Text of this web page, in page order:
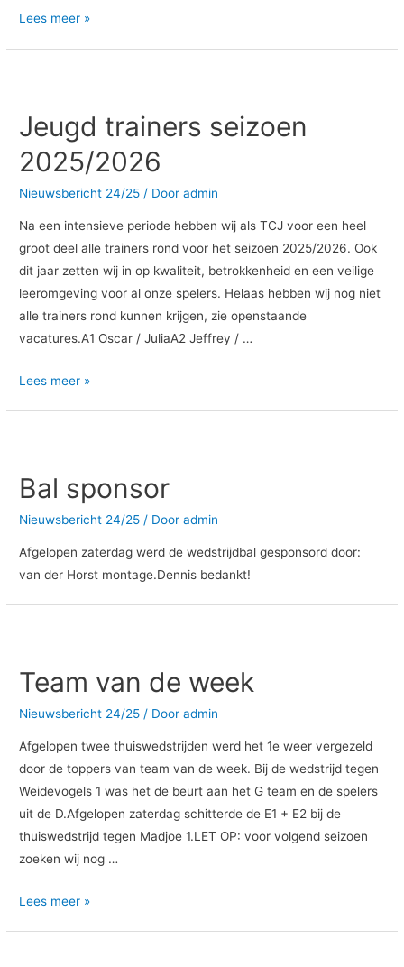
Lees meer »
Jeugd trainers seizoen
2025/2026
Nieuwsbericht 24/25 / Dooradmin
Na een intensieve periode hebben wij als TCJ voor een heel
groot deel alle trainers rond voor het seizoen 2025/2026. Ook
dit jaar zetten wij in op kwaliteit, betrokkenheid en een veilige
leeromgeving voor al onze spelers. Helaas hebben wij nog niet
alle trainers rond kunnen krijgen, zie openstaande
vacatures.A1 Oscar / JuliaA2 Jeffrey / …
seizoen
2025/2026
Lees meer »
Bal sponsor
Nieuwsbericht 24/25 / Dooradmin
Afgelopen zaterdag werd de wedstrijdbal gesponsord door:
van der Horst montage.Dennis bedankt!
Team van de week
Nieuwsbericht 24/25 / Dooradmin
Afgelopen twee thuiswedstrijden werd het 1e weer vergezeld
door de toppers van team van de week. Bij de wedstrijd tegen
Weidevogels 1 was het de beurt aan het G team en de spelers
uit de D.Afgelopen zaterdag schitterde de E1 + E2 bij de
thuiswedstrijd tegen Madjoe 1.LET OP: voor volgend seizoen
zoeken wij nog …
de
Lees meer »